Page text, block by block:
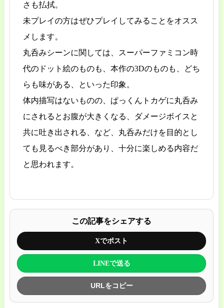
さも払拭。
未プレイの方はぜひプレイしてみることをオスス
メします。
丸呑みシーンに関しては、スーパーファミコン時
代のドット絵のものも、本作の3Dのものも、どち
らも味がある、といった印象。
体内描写はないものの、ぱっくんトカゲに丸呑み
にされるとお腹が大きくなる、ダメージボイスと
共に吐き出される、など、丸呑みだけを目的とし
ても見るべき部分があり、十分に楽しめる内容だ
と思われます。
この記事をシェアする
Xでポスト
LINEで送る
URLをコピー